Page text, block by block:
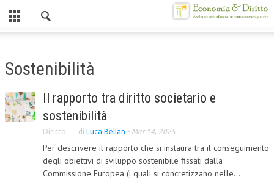
CHI SIAMO
MISSION
CENTRO STUDI
ATTO COSTITUTIVO E STATUTO
Sostenibilità
Il rapporto tra diritto societario e
sostenibilità
Diritto di Luca Bellan - Mar 14, 2025
Per descrivere il rapporto che si instaura tra il conseguimento
degli obiettivi di sviluppo sostenibile fissati dalla
Commissione Europea (i quali si concretizzano nelle...